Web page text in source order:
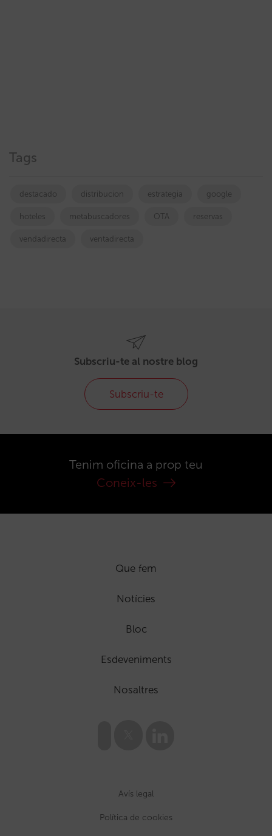
Tags
destacado distribucion estrategia google
hoteles metabuscadores OTA reservas
vendadirecta ventadirecta
Subscriu-te al nostre blog
Subscriu-te
Tenim oficina a prop teu
Coneix-les
Que fem
Notícies
Bloc
Esdeveniments
Nosaltres
Avís legal
Política de cookies